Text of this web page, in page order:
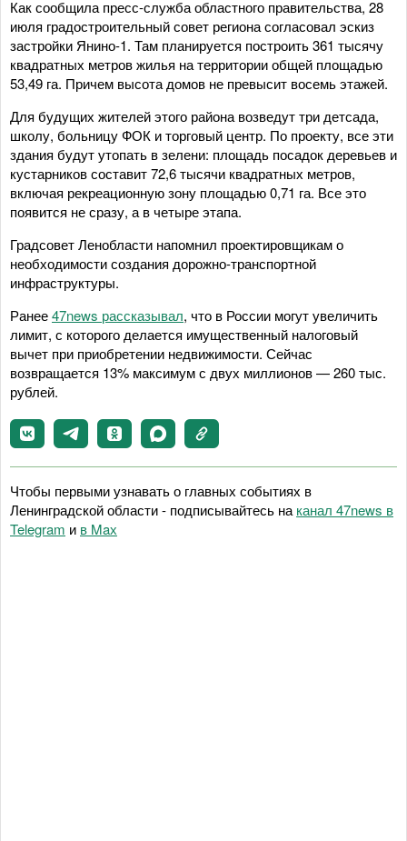
Как сообщила пресс-служба областного правительства, 28
июля градостроительный совет региона согласовал эскиз
застройки Янино-1. Там планируется построить 361 тысячу
квадратных метров жилья на территории общей площадью
53,49 га. Причем высота домов не превысит восемь этажей.
Для будущих жителей этого района возведут три детсада,
школу, больницу ФОК и торговый центр. По проекту, все эти
здания будут утопать в зелени: площадь посадок деревьев и
кустарников составит 72,6 тысячи квадратных метров,
включая рекреационную зону площадью 0,71 га. Все это
появится не сразу, а в четыре этапа.
Градсовет Ленобласти напомнил проектировщикам о
необходимости создания дорожно-транспортной
инфраструктуры.
Ранее47news рассказывал, что в России могут увеличить
лимит, с которого делается имущественный налоговый
вычет при приобретении недвижимости. Сейчас
возвращается 13% максимум с двух миллионов — 260 тыс.
рублей.
Чтобы первыми узнавать о главных событиях в
Ленинградской области - подписывайтесь на канал 47news в
Telegram и в Maх